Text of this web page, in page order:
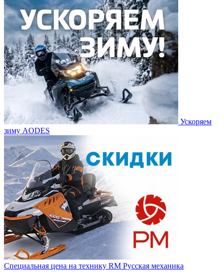
Ускоряем
зиму AODES
Специальная цена на технику RM Русская механика